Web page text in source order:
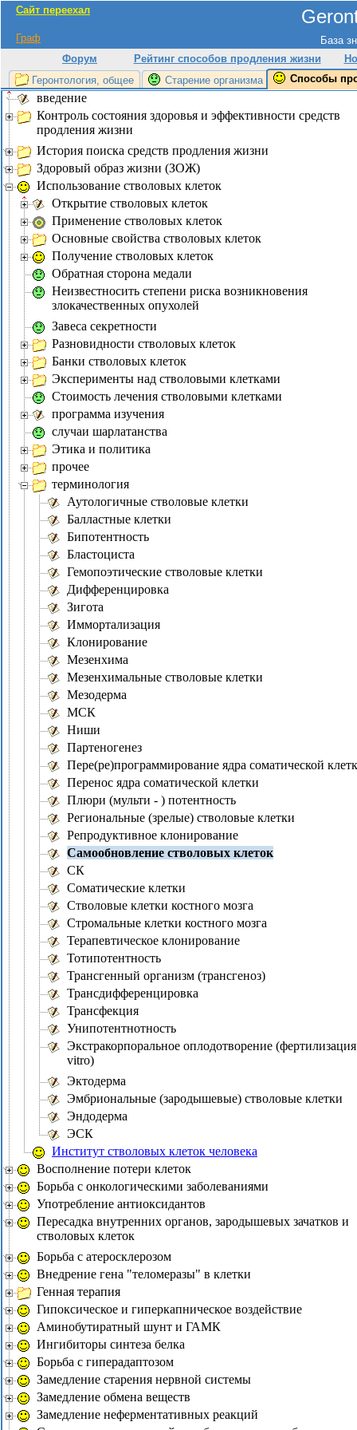
Сайт переехал
База
Граф
Форум
Рейтинг способов продления жизни
Геронтология, общее
Старение организма Способы
введение
Контроль состояния здоровья и эффективности средств
продления жизни
История поиска средств продления жизни
Здоровый образ жизни (ЗОЖ)
Использование стволовых клеток
Открытие стволовых клеток
Применение стволовых клеток
Основные свойства стволовых клеток
Получение стволовых клеток
Обратная сторона медали
Неизвестносить степени риска возникновения
злокачественных опухолей
Завеса секретности
Разновидности стволовых клеток
Банки стволовых клеток
Эксперименты над стволовыми клетками
Стоимость лечения стволовыми клетками
программа изучения
случаи шарлатанства
Этика и политика
прочее
терминология
Аутологичные стволовые клетки
Балластные клетки
Бипотентность
Бластоциста
Гемопоэтические стволовые клетки
Дифференцировка
Зигота
Иммортализация
Клонирование
Мезенхима
Мезенхимальные стволовые клетки
Мезодерма
МСК
Ниши
Партеногенез
Пере(ре)программирование ядра соматической
Перенос ядра соматической клетки
Плюри (мульти - ) потентность
Региональные (зрелые) стволовые клетки
Репродуктивное клонирование
Самообновление стволовых клеток
СК
Соматические клетки
Стволовые клетки костного мозга
Стромальные клетки костного мозга
Терапевтическое клонирование
Тотипотентность
Трансгенный организм (трансгеноз)
Трансдифференцировка
Трансфекция
Унипотентнотность
Экстракорпоральное оплодотворение
vitro)
Эктодерма
Эмбриональные (зародышевые) стволовые клетки
Эндодерма
ЭСК
Институт стволовых клеток человека
Восполнение потери клеток
Борьба с онкологическими заболеваниями
Употребление антиоксидантов
Пересадка внутренних органов, зародышевых зачатков и
стволовых клеток
Борьба с атеросклерозом
Внедрение гена "теломеразы" в клетки
Генная терапия
Гипоксическое и гиперкапническое воздействие
Аминобутиратный шунт и ГАМК
Ингибиторы синтеза белка
Борьба с гиперадаптозом
Замедление старения нервной системы
Замедление обмена веществ
Замедление неферментативных реакций